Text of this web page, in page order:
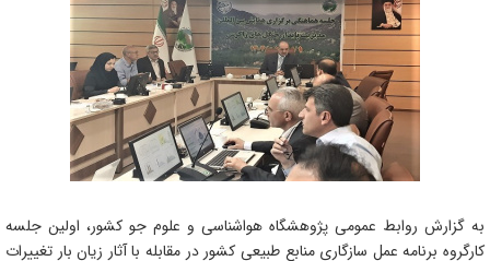
به گزارش روابط عمومی پژوهشگاه هواشناسی و علوم جو کشور، اولین جلسه
کارگروه برنامه عمل سازگاری منابع طبیعی کشور در مقابله با آثار زیان بار تغییرات